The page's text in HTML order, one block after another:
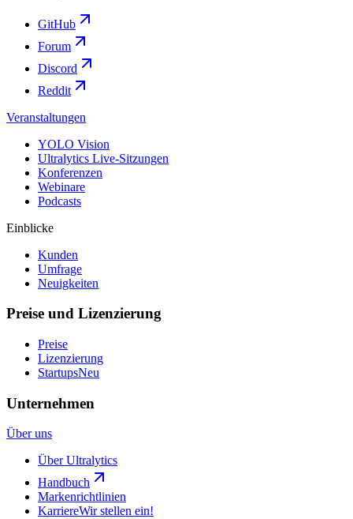
GitHub
Forum
Discord
Reddit
Veranstaltungen
YOLO Vision
Ultralytics Live-Sitzungen
Konferenzen
Webinare
Podcasts
Einblicke
Kunden
Umfrage
Neuigkeiten
Preise und Lizenzierung
Preise
Lizenzierung
StartupsNeu
Unternehmen
Über uns
Über Ultralytics
Handbuch
Markenrichtlinien
KarriereWir stellen ein!